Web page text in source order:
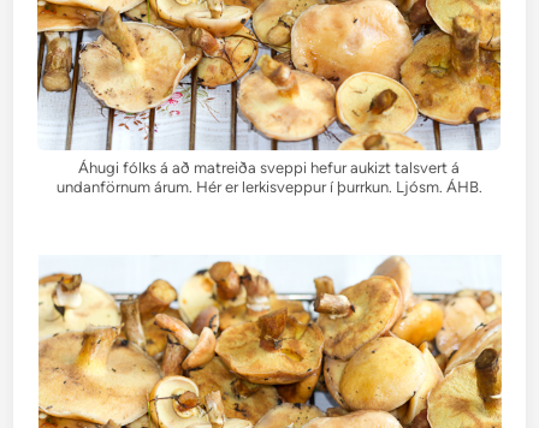
Áhugi fólks á að matreiða sveppi hefur aukizt talsvert á
undanförnum árum. Hér er lerkisveppur í þurrkun. Ljósm. ÁHB.